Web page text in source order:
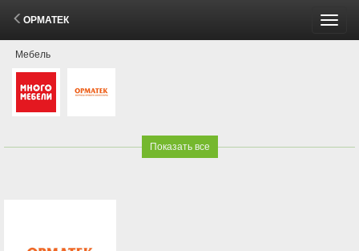
ОРМАТЕК
Мебель
Показать все